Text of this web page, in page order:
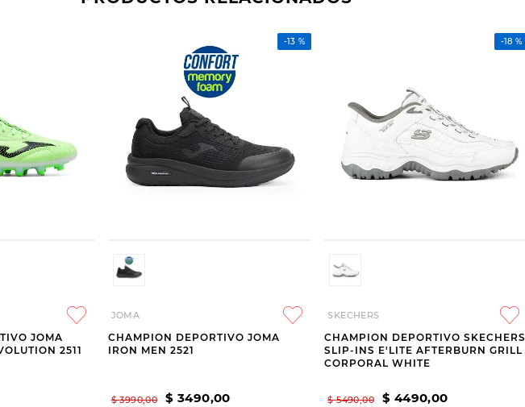
JOMA
2511
-13 %
JOMA
CHAMPION DEPORTIVO JOMA
IRON MEN 2521
$ 3990,00 $ 3490,00
-18 %
SKECHERS
CHAMPION DEPORTIVO SKECHERS
SLIP-INS E'LITE AFTERBURN GRILL
CORPORAL WHITE
$ 5490,00 $ 4490,00